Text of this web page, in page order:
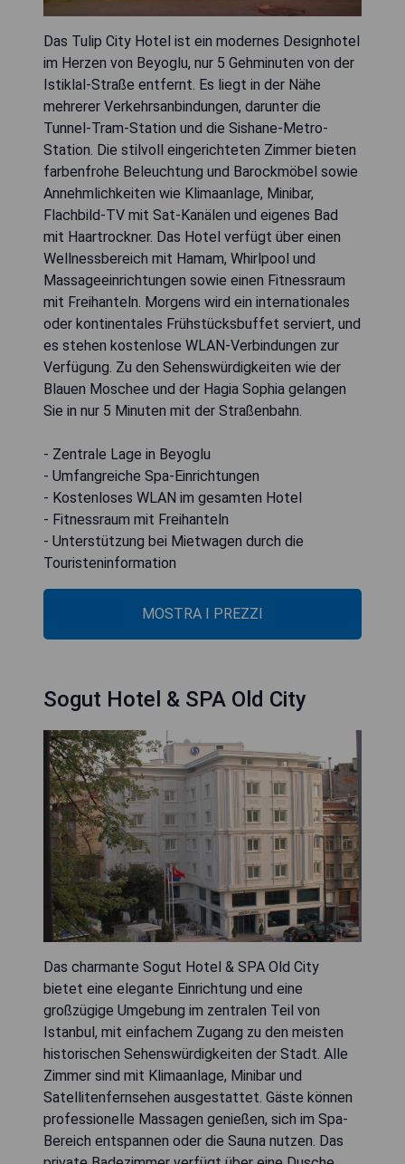
Das Tulip City Hotel ist ein modernes Designhotel
im Herzen von Beyoglu, nur 5 Gehminuten von der
Istiklal-Straße entfernt. Es liegt in der Nähe
mehrerer Verkehrsanbindungen, darunter die
Tunnel-Tram-Station und die Sishane-Metro-
Station. Die stilvoll eingerichteten Zimmer bieten
farbenfrohe Beleuchtung und Barockmöbel sowie
Annehmlichkeiten wie Klimaanlage, Minibar,
Flachbild-TV mit Sat-Kanälen und eigenes Bad
mit Haartrockner. Das Hotel verfügt über einen
Wellnessbereich mit Hamam, Whirlpool und
Massageeinrichtungen sowie einen Fitnessraum
mit Freihanteln. Morgens wird ein internationales
oder kontinentales Frühstücksbuffet serviert, und
es stehen kostenlose WLAN-Verbindungen zur
Verfügung. Zu den Sehenswürdigkeiten wie der
Blauen Moschee und der Hagia Sophia gelangen
Sie in nur 5 Minuten mit der Straßenbahn.
- Zentrale Lage in Beyoglu
- Umfangreiche Spa-Einrichtungen
- Kostenloses WLAN im gesamten Hotel
- Fitnessraum mit Freihanteln
- Unterstützung bei Mietwagen durch die
Touristeninformation
MOSTRA I PREZZI
Sogut Hotel & SPA Old City
Das charmante Sogut Hotel & SPA Old City
bietet eine elegante Einrichtung und eine
großzügige Umgebung im zentralen Teil von
Istanbul, mit einfachem Zugang zu den meisten
historischen Sehenswürdigkeiten der Stadt. Alle
Zimmer sind mit Klimaanlage, Minibar und
Satellitenfernsehen ausgestattet. Gäste können
professionelle Massagen genießen, sich im Spa-
Bereich entspannen oder die Sauna nutzen. Das